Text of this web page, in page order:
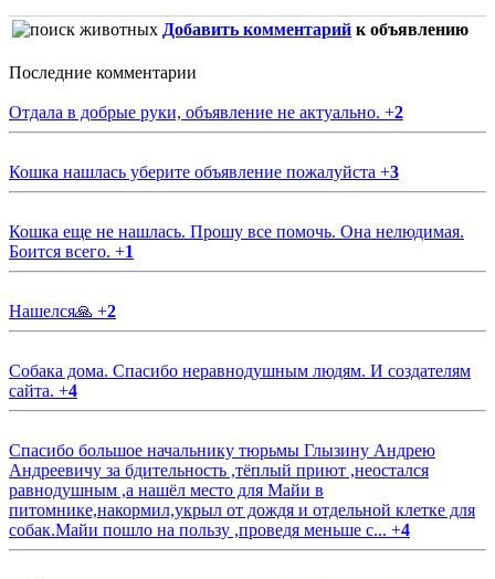
Добавить комментарий к объявлению
Последние комментарии
Отдала в добрые руки, объявление не актуально. +2
Кошка нашлась уберите объявление пожалуйста +3
Кошка еще не нашлась. Прошу все помочь. Она нелюдимая.
Боится всего. +1
Нашелся🙏 +2
Собака дома. Спасибо неравнодушным людям. И создателям
сайта. +4
Спасибо большое начальнику тюрьмы Глызину Андрею
Андреевичу за бдительность ,тёплый приют ,неостался
равнодушным ,а нашёл место для Майи в
питомнике,накормил,укрыл от дождя и отдельной клетке для
собак.Майи пошло на пользу ,проведя меньше с... +4